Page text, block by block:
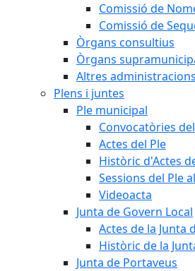
Comissió de
Comissió de
Òrgans consultius
Òrgans
Altres administracions
Plens i juntes
Ple municipal
Convocatòries
Actes del Ple
Històric d'Actes
Sessions del Ple
Videoacta
Junta de Govern Local
Actes de la Junta
Històric de la
Junta de Portaveus